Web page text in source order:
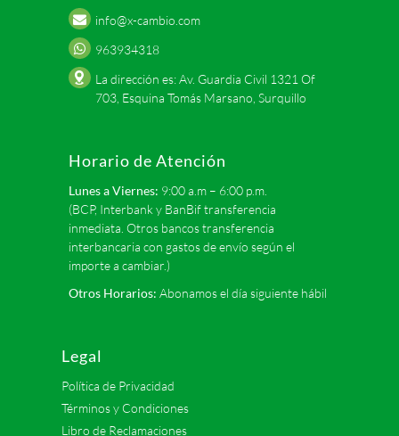
info@x-cambio.com
963934318
La dirección es: Av. Guardia Civil 1321 Of
703, Esquina Tomás Marsano, Surquillo
Horario de Atención
Lunes a Viernes: 9:00 a.m – 6:00 p.m.
(BCP, Interbank y BanBif transferencia
inmediata. Otros bancos transferencia
interbancaria con gastos de envío según el
importe a cambiar.)
Otros Horarios: Abonamos el día siguiente hábil
Legal
Política de Privacidad
Términos y Condiciones
Libro de Reclamaciones